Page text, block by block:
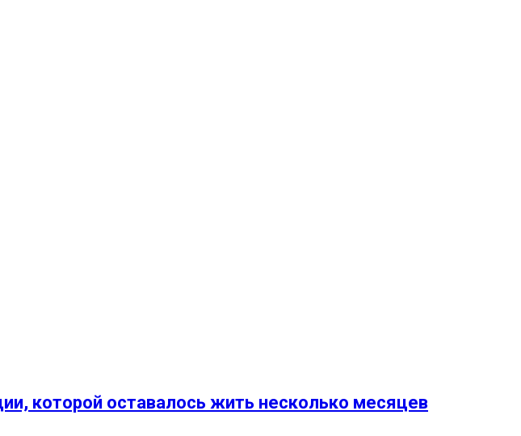
которой оставалось жить несколько месяцев